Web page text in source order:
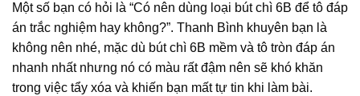
Một số bạn có hỏi là “Có nên dùng loại bút chì 6B để tô đáp
án trắc nghiệm hay không?”. Thanh Bình khuyên bạn là
không nên nhé, mặc dù bút chì 6B mềm và tô tròn đáp án
nhanh nhất nhưng nó có màu rất đậm nên sẽ khó khăn
trong việc tẩy xóa và khiến bạn mất tự tin khi làm bài.